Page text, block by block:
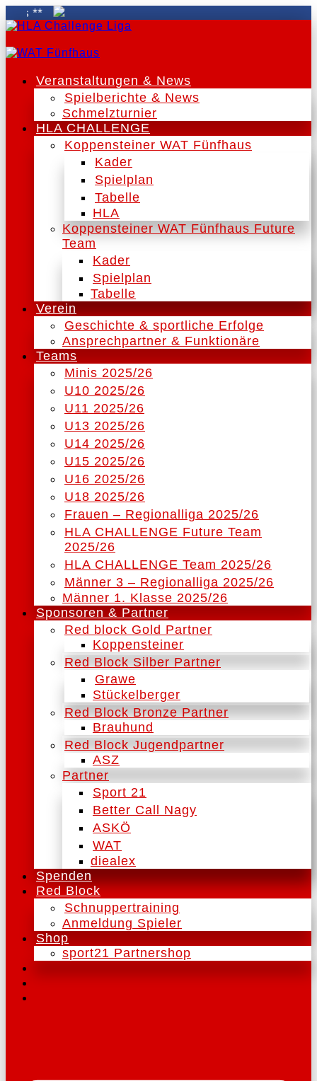
Veranstaltungen & News
Spielberichte & News
Schmelzturnier
HLA CHALLENGE
Koppensteiner WAT Fünfhaus
Kader
Spielplan
Tabelle
HLA
Koppensteiner WAT Fünfhaus Future
Team
Kader
Spielplan
Tabelle
Verein
Geschichte & sportliche Erfolge
Ansprechpartner & Funktionäre
Teams
Minis 2025/26
U10 2025/26
U11 2025/26
U13 2025/26
U14 2025/26
U15 2025/26
U16 2025/26
U18 2025/26
Frauen – Regionalliga 2025/26
HLA CHALLENGE Future Team
2025/26
HLA CHALLENGE Team 2025/26
Männer 3 – Regionalliga 2025/26
Männer 1. Klasse 2025/26
Sponsoren & Partner
Red block Gold Partner
Koppensteiner
Red Block Silber Partner
Grawe
Stückelberger
Red Block Bronze Partner
Brauhund
Red Block Jugendpartner
ASZ
Partner
Sport 21
Better Call Nagy
ASKÖ
WAT
diealex
Spenden
Red Block
Schnuppertraining
Anmeldung Spieler
Shop
sport21 Partnershop